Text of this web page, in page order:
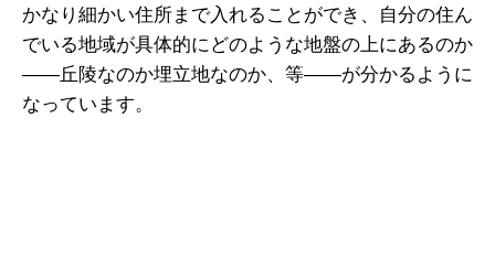
かなり細かい住所まで入れることができ、自分の住ん
でいる地域が具体的にどのような地盤の上にあるのか
――丘陵なのか埋立地なのか、等――が分かるように
なっています。